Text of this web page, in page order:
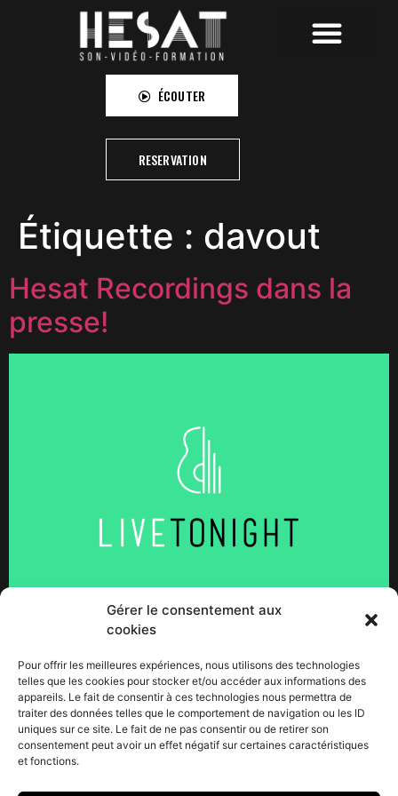
Gérer le consentement aux
cookies
Pour offrir les meilleures expériences, nous utilisons des technologies
telles que les cookies pour stocker et/ou accéder aux informations des
appareils. Le fait de consentir à ces technologies nous permettra de
traiter des données telles que le comportement de navigation ou les ID
uniques sur ce site. Le fait de ne pas consentir ou de retirer son
consentement peut avoir un effet négatif sur certaines caractéristiques
et fonctions.
ÉCOUTER
RESERVATION
Étiquette : davout
Hesat Recordings dans la
presse!
Ce-mois ci trois nouveaux articles sont disponibles au
sujet du studio! Deux interviews sur LiveTonight et le
blog du fameux studio Davout ainsi qu’un article très
complet par Pierre Pinston sur le mag’ Travelzik, un
énorme merci à lui pour ce bel article. LiveTonight est
une plateforme de réservation de groupes de musique
et de […]